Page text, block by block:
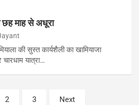
माह से अधूरा
की सुस्त कार्यशैली का खामियाजा
चारधाम यात्रा…
2 3 Next